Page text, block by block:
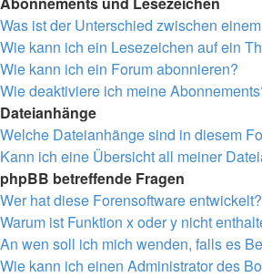
Was ist der Unterschied zwischen
Wie kann ich ein Lesezeichen auf ein
Wie kann ich ein Forum abonnieren?
Wie deaktiviere ich meine
Dateianhänge
Welche Dateianhänge sind in diesem
Kann ich eine Übersicht all meiner
phpBB betreffende Fragen
Wer hat diese Forensoftware entwickelt?
Warum ist Funktion x oder y nicht
An wen soll ich mich wenden, falls es
Wie kann ich einen Administrator des